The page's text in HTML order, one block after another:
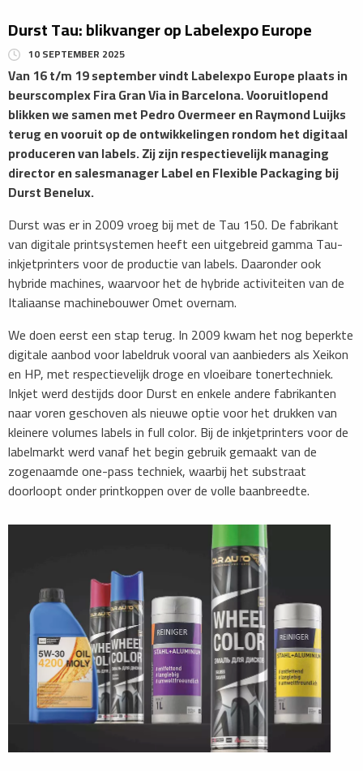
Durst Tau: blikvanger op Labelexpo Europe
10 SEPTEMBER 2025
​Van 16 t/m 19 september vindt Labelexpo Europe plaats in
beurscomplex Fira Gran Via in Barcelona. Vooruitlopend
blikken we samen met Pedro Overmeer en Raymond Luijks
terug en vooruit op de ontwikkelingen rondom het digitaal
produceren van labels. Zij zijn respectievelijk managing
director en salesmanager Label en Flexible Packaging bij
Durst Benelux.
​Durst was er in 2009 vroeg bij met de Tau 150. De fabrikant
van digitale printsystemen heeft een uitgebreid gamma Tau-
inkjetprinters voor de productie van labels. Daaronder ook
hybride machines, waarvoor het de hybride activiteiten van de
Italiaanse­ machinebouwer Omet overnam.
We doen eerst een stap terug. In 2009 kwam het nog beperkte
digitale aanbod voor labeldruk vooral van aanbieders als Xeikon
en HP, met respectievelijk droge en vloeibare tonertechniek.
Inkjet werd destijds door Durst en enkele andere fabrikanten
naar voren geschoven als nieuwe optie voor het drukken van
kleinere volumes labels in full color. Bij de inkjetprinters voor de
labelmarkt werd vanaf het begin gebruik gemaakt van de
zogenaamde one-pass techniek, waarbij het substraat
doorloopt onder printkoppen over de volle baanbreedte.